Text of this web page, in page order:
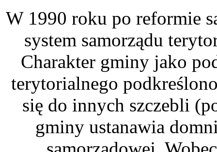
W 1990 roku po reformie
system samorządu
Charakter gminy jako
terytorialnego
się do innych szczebli
gminy ustanawia